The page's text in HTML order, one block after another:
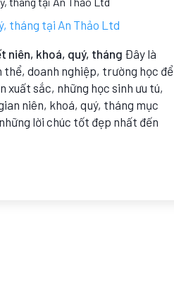
tháng tại An Thảo Ltd
niên, khoá, quý, tháng Đây là
doanh nghiệp, trường học để
xuất sắc, những học sinh ưu tú,
niên, khoá, quý, tháng mục
lời chúc tốt đẹp nhất đến